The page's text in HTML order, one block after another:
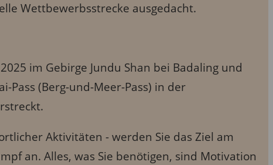
Wettbewerbsstrecke ausgedacht.
im Gebirge Jundu Shan bei Badaling und
Pass (Berg-und-Meer-Pass) in der
Aktivitäten - werden Sie das Ziel am
an. Alles, was Sie benötigen, sind Motivation